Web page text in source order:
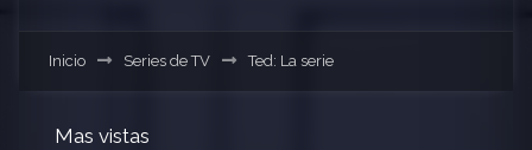
Inicio Series de TV Ted: La serie
Mas vistas